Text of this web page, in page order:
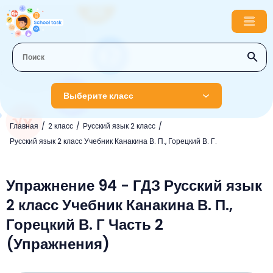
Выберите класс
Главная 2 класс
Русский язык 2 класс
Русский язык 2 класс Учебник Канакина В. П., Горецкий В. Г.
1 класс
Русский язык
Литературное чтение
Окружающий мир
Математика
Английский язык
Информатика
3 класс
Музыка
Окружающий мир
4 класс
Английский язык
Упражнение 94 - ГДЗ Русский язык
2 класс Учебник Канакина В. П.,
Горецкий В. Г Часть 2
(Упражнения)